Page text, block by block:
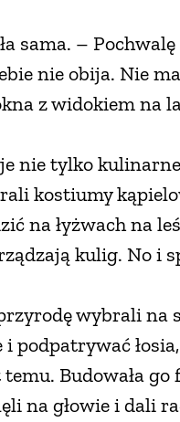
sama. –
nie obija. Nie
z widokiem na
nie tylko
kostiumy
na łyżwach na
kulig. No i
wybrali na
i podpatrywać
Budowała go
na głowie i dali